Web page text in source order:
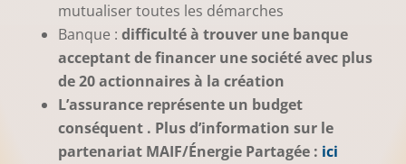
mutualiser toutes les démarches
Banque : difficulté à trouver une banque
acceptant de financer une société avec plus
de 20 actionnaires à la création
L’assurance représente un budget
conséquent . Plus d’information sur le
partenariat MAIF/Énergie Partagée : ici